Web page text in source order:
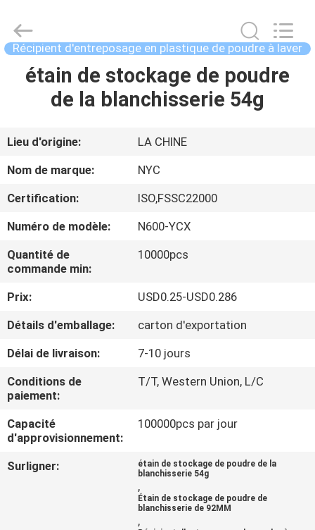
MAISON
AU
SUJET
NOUS
D'USINE
CONTRÔLE
DE
QUALITÉ
CONTACTEZ-
NOUS
Packaging
Products
Co.,Ltd..
All
Reserved.
Developed
Récipient d'entreposage en plastique de poudre à laver
étain de stockage de poudre
de la blanchisserie 54g
Lieu d'origine:
LA CHINE
Nom de marque:
NYC
Certification:
ISO,FSSC22000
Numéro de modèle:
N600-YCX
Quantité de
commande min:
10000pcs
Prix:
USD0.25-USD0.286
Détails d'emballage:
carton d'exportation
Délai de livraison:
7-10 jours
Conditions de
paiement:
T/T, Western Union, L/C
Capacité
d'approvisionnement:
100000pcs par jour
Surligner:
étain de stockage de poudre de la
blanchisserie 54g
,
Étain de stockage de poudre de
blanchisserie de 92MM
,